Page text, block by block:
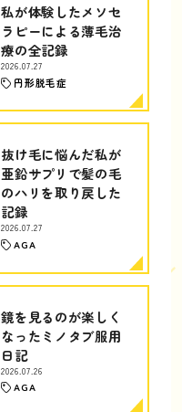
私が体験したメソセ
ラピーによる薄毛治
療の全記録
2026.07.27
円形脱毛症
抜け毛に悩んだ私が
亜鉛サプリで髪の毛
のハリを取り戻した
記録
2026.07.27
AGA
鏡を見るのが楽しく
なったミノタブ服用
日記
2026.07.26
AGA